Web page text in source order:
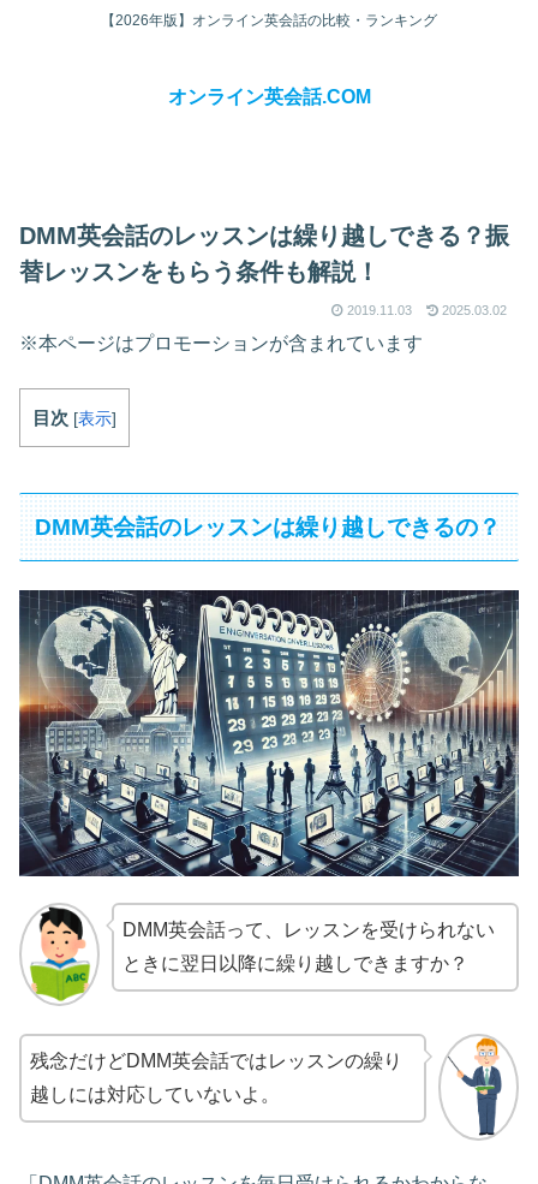
【2026年版】オンライン英会話の比較・ランキング
オンライン英会話.COM
DMM英会話のレッスンは繰り越しできる？振
替レッスンをもらう条件も解説！
2019.11.03 2025.03.02
※本ページはプロモーションが含まれています
目次 [表示]
DMM英会話のレッスンは繰り越しできるの？
DMM英会話って、レッスンを受けられない
ときに翌日以降に繰り越しできますか？
残念だけどDMM英会話ではレッスンの繰り
越しには対応していないよ。